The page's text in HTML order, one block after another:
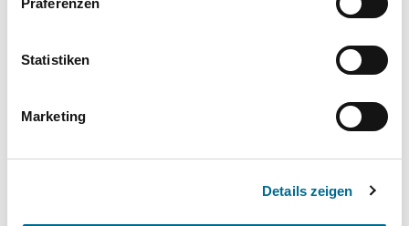
Präferenzen
Statistiken
Marketing
Details zeigen
Schnelle Verfügbarkeit
Flexible Laufzeiten ✔ - -
- -